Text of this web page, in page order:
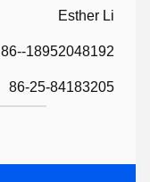
Esther Li
86--18952048192
86-25-84183205